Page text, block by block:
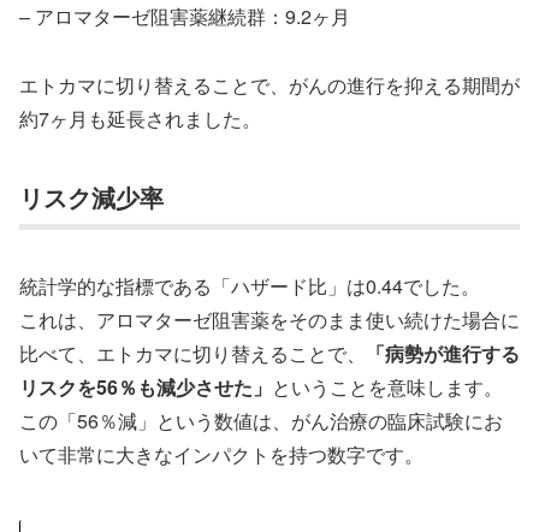
– アロマターゼ阻害薬継続群：9.2ヶ月
エトカマに切り替えることで、がんの進行を抑える期間が
約7ヶ月も延長されました。
リスク減少率
統計学的な指標である「ハザード比」は0.44でした。
これは、アロマターゼ阻害薬をそのまま使い続けた場合に
比べて、エトカマに切り替えることで、
「病勢が進行する
リスクを56％も減少させた」 ということを意味します。
この「56％減」という数値は、がん治療の臨床試験にお
いて非常に大きなインパクトを持つ数字です。